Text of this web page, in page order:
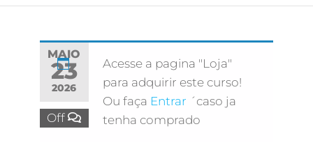
MAIO
23
2026
Off
Acesse a pagina "Loja"
para adquirir este curso!
Ou faça Entrar ´caso ja
tenha comprado